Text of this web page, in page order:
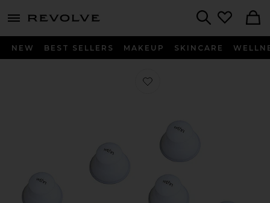
menu - shows more content
NEW BEST SELLERS MAKEUP SKINCARE
Favorito KIT DE VENTOSAS